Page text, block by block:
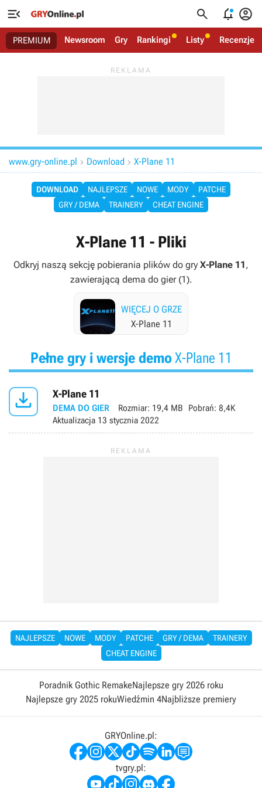
   
PREMIUM Newsroom Gry Rankingi Listy Recenzje
www.gry-online.pl  Download  X-Plane 11
DOWNLOAD NAJLEPSZE NOWE MODY
PATCHE
GRY / DEMA
TRAINERY CHEAT ENGINE
X-Plane 11 - Pliki
Odkryj naszą sekcję pobierania plików do gry X-Plane 11,
zawierającą dema do gier (1).
WIĘCEJ O GRZE
X-Plane 11
Pełne gry i wersje demoX-Plane 11
 X-Plane 11
DEMA DO GIER Rozmiar: 19,4 MB Pobrań: 8,4K
Aktualizacja 13 stycznia 2022
NAJLEPSZE NOWE MODY PATCHE GRY / DEMA
TRAINERY
CHEAT ENGINE
Poradnik Gothic RemakeNajlepsze gry 2026 roku
Najlepsze gry 2025 rokuWiedźmin 4Najbliższe premiery
GRYOnline.pl:
tvgry.pl: